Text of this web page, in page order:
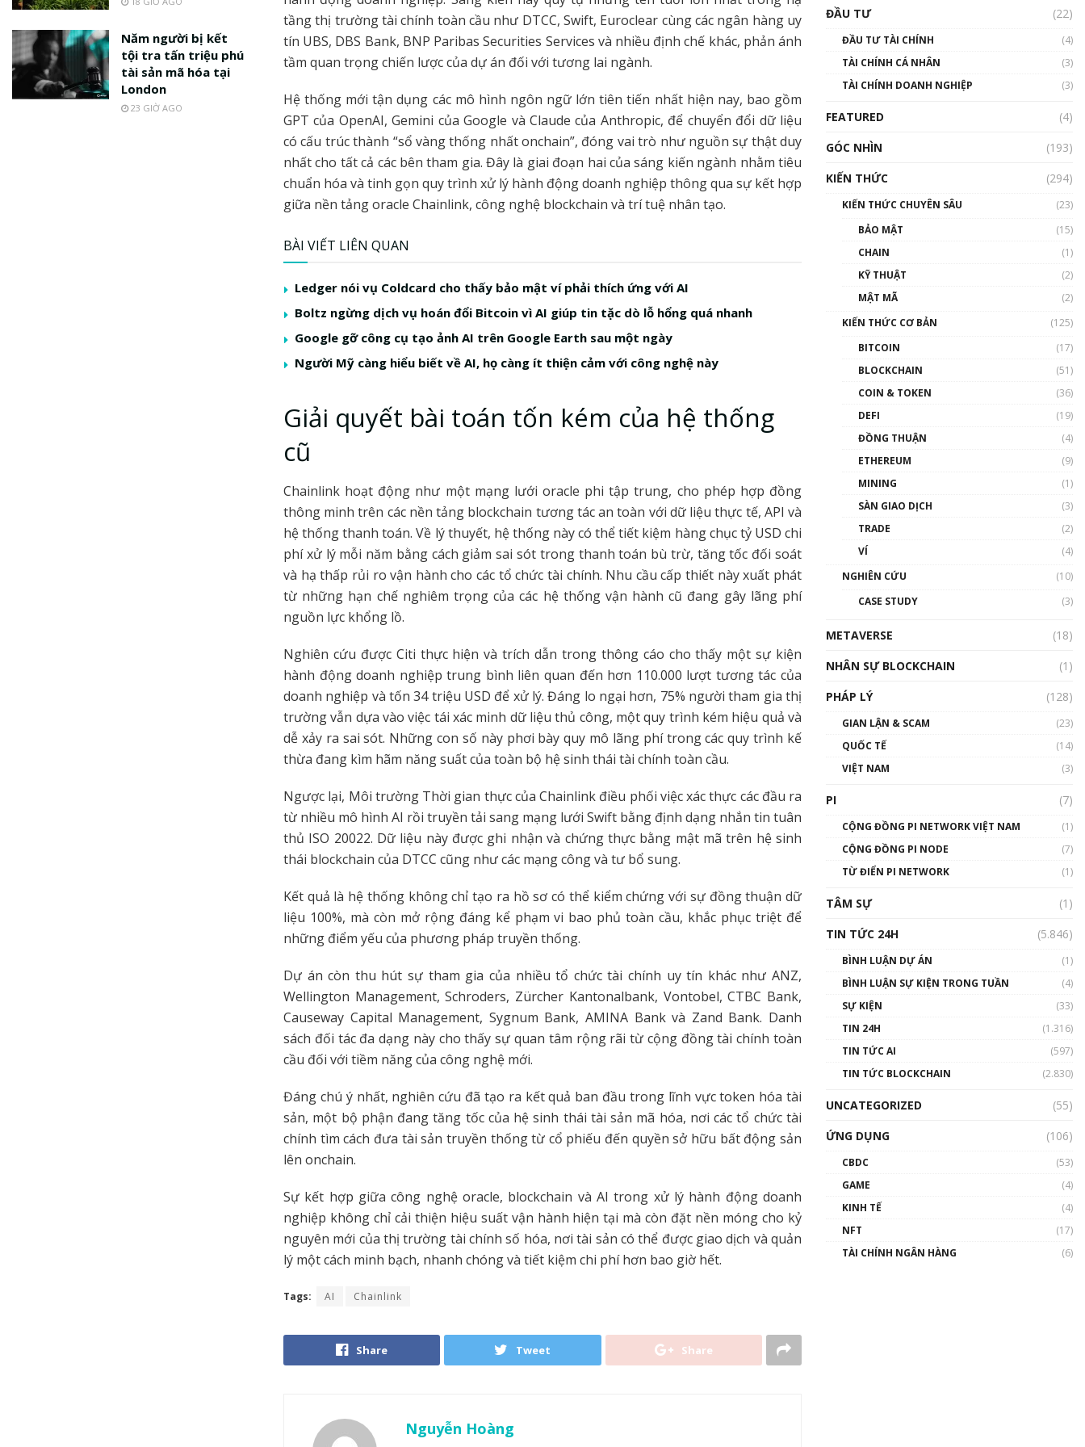
tầng thị trường tài chính toàn cầu như DTCC, Swift, Euroclear cùng các ngân hàng uy
tín UBS, DBS Bank, BNP Paribas Securities Services và nhiều định chế khác, phản ánh
tầm quan trọng chiến lược của dự án đối với tương lai ngành.
Hệ thống mới tận dụng các mô hình ngôn ngữ lớn tiên tiến nhất hiện nay, bao gồm
GPT của OpenAI, Gemini của Google và Claude của Anthropic, để chuyển đổi dữ liệu
có cấu trúc thành “sổ vàng thống nhất onchain”, đóng vai trò như nguồn sự thật duy
nhất cho tất cả các bên tham gia. Đây là giai đoạn hai của sáng kiến ngành nhằm tiêu
chuẩn hóa và tinh gọn quy trình xử lý hành động doanh nghiệp thông qua sự kết hợp
giữa nền tảng oracle Chainlink, công nghệ blockchain và trí tuệ nhân tạo.
BÀI VIẾT LIÊN QUAN
Ledger nói vụ Coldcard cho thấy bảo mật ví phải thích ứng với AI
Boltz ngừng dịch vụ hoán đổi Bitcoin vì AI giúp tin tặc dò lỗ hổng quá nhanh
Google gỡ công cụ tạo ảnh AI trên Google Earth sau một ngày
Người Mỹ càng hiểu biết về AI, họ càng ít thiện cảm với công nghệ này
Giải quyết bài toán tốn kém của hệ thống
cũ
Chainlink hoạt động như một mạng lưới oracle phi tập trung, cho phép hợp đồng
thông minh trên các nền tảng blockchain tương tác an toàn với dữ liệu thực tế, API và
hệ thống thanh toán. Về lý thuyết, hệ thống này có thể tiết kiệm hàng chục tỷ USD chi
phí xử lý mỗi năm bằng cách giảm sai sót trong thanh toán bù trừ, tăng tốc đối soát
và hạ thấp rủi ro vận hành cho các tổ chức tài chính. Nhu cầu cấp thiết này xuất phát
từ những hạn chế nghiêm trọng của các hệ thống vận hành cũ đang gây lãng phí
nguồn lực khổng lồ.
Nghiên cứu được Citi thực hiện và trích dẫn trong thông cáo cho thấy một sự kiện
hành động doanh nghiệp trung bình liên quan đến hơn 110.000 lượt tương tác của
doanh nghiệp và tốn 34 triệu USD để xử lý. Đáng lo ngại hơn, 75% người tham gia thị
trường vẫn dựa vào việc tái xác minh dữ liệu thủ công, một quy trình kém hiệu quả và
dễ xảy ra sai sót. Những con số này phơi bày quy mô lãng phí trong các quy trình kế
thừa đang kìm hãm năng suất của toàn bộ hệ sinh thái tài chính toàn cầu.
Ngược lại, Môi trường Thời gian thực của Chainlink điều phối việc xác thực các đầu ra
từ nhiều mô hình AI rồi truyền tải sang mạng lưới Swift bằng định dạng nhắn tin tuân
thủ ISO 20022. Dữ liệu này được ghi nhận và chứng thực bằng mật mã trên hệ sinh
thái blockchain của DTCC cũng như các mạng công và tư bổ sung.
Kết quả là hệ thống không chỉ tạo ra hồ sơ có thể kiểm chứng với sự đồng thuận dữ
liệu 100%, mà còn mở rộng đáng kể phạm vi bao phủ toàn cầu, khắc phục triệt để
những điểm yếu của phương pháp truyền thống.
Dự án còn thu hút sự tham gia của nhiều tổ chức tài chính uy tín khác như ANZ,
Wellington Management, Schroders, Zürcher Kantonalbank, Vontobel, CTBC Bank,
Causeway Capital Management, Sygnum Bank, AMINA Bank và Zand Bank. Danh
sách đối tác đa dạng này cho thấy sự quan tâm rộng rãi từ cộng đồng tài chính toàn
cầu đối với tiềm năng của công nghệ mới.
Đáng chú ý nhất, nghiên cứu đã tạo ra kết quả ban đầu trong lĩnh vực token hóa tài
sản, một bộ phận đang tăng tốc của hệ sinh thái tài sản mã hóa, nơi các tổ chức tài
chính tìm cách đưa tài sản truyền thống từ cổ phiếu đến quyền sở hữu bất động sản
lên onchain.
Sự kết hợp giữa công nghệ oracle, blockchain và AI trong xử lý hành động doanh
nghiệp không chỉ cải thiện hiệu suất vận hành hiện tại mà còn đặt nền móng cho kỷ
nguyên mới của thị trường tài chính số hóa, nơi tài sản có thể được giao dịch và quản
lý một cách minh bạch, nhanh chóng và tiết kiệm chi phí hơn bao giờ hết.
Tags: AI Chainlink
Share Tweet Share
Nguyễn Hoàng
Năm người bị kết
tội tra tấn triệu phú
tài sản mã hóa tại
London
23 GIỜ AGO
uptrend trong năm 2023? |
Phổ cập Blockchain
00:02:14
Nhìn lại năm 2022: Những
nhân vật ảnh hưởng nhất
hệ sinh thái tiền mã hoá |
Blockchain
Nhân sự tương lại ngành
Blockchain Việt Nam | Phổ
cập Blockchain
Blockchain đang được ứng
01:34:46
01:32:59
Talkshow17: Mùa đông
Crypto – Chiếc khăn gió ấm
01:49:30
Talkshow 14: MemeCoin –
ĐẦU TƯ (22)
ĐẦU TƯ TÀI CHÍNH
(4)
TÀI CHÍNH CÁ NHÂN
(3)
TÀI CHÍNH DOANH NGHIỆP
(3)
FEATURED
(4)
GÓC NHÌN
(193)
KIẾN THỨC
(294)
KIẾN THỨC CHUYÊN SÂU
(23)
BẢO MẬT
(15)
CHAIN
(1)
KỸ THUẬT
(2)
MẬT MÃ
(2)
KIẾN THỨC CƠ BẢN
(125)
BITCOIN
(17)
BLOCKCHAIN
(51)
COIN & TOKEN
(36)
DEFI
(19)
ĐỒNG THUẬN
(4)
ETHEREUM
(9)
MINING
(1)
SÀN GIAO DỊCH
(3)
TRADE
(2)
VÍ
(4)
NGHIÊN CỨU
(10)
CASE STUDY
(3)
METAVERSE
(18)
NHÂN SỰ BLOCKCHAIN
(1)
PHÁP LÝ
(128)
GIAN LẬN & SCAM
(23)
QUỐC TẾ
(14)
VIỆT NAM
(3)
PI (7)
CỘNG ĐỒNG PI NETWORK VIỆT NAM
(1)
CỘNG ĐỒNG PI NODE
(7)
TỪ ĐIỂN PI NETWORK
(1)
TÂM SỰ
(1)
TIN TỨC 24H
(5.846)
BÌNH LUẬN DỰ ÁN
(1)
BÌNH LUẬN SỰ KIỆN TRONG TUẦN
(4)
SỰ KIỆN
(33)
TIN 24H
(1.316)
TIN TỨC AI
(597)
TIN TỨC BLOCKCHAIN
(2.830)
UNCATEGORIZED
(55)
ỨNG DỤNG
(106)
CBDC
(53)
GAME
(4)
KINH TẾ
(4)
NFT
(17)
TÀI CHÍNH NGÂN HÀNG
(6)